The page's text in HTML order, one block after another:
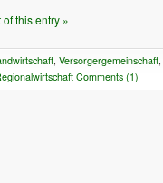
this entry »
, Versorgergemeinschaft,
Comments (1)